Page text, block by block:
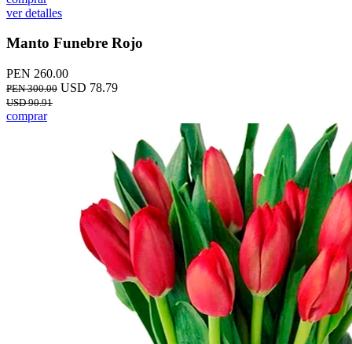
ver detalles
Manto Funebre Rojo
PEN 260.00
PEN 300.00 USD 78.79
USD 90.91
comprar